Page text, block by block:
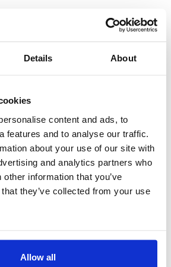
Details About
content and ads, to
features and to analyse our traffic.
about your use of our site with
and analytics partners who
information that you’ve
they’ve collected from your use
Allow all
escogida
una hora antes del inicio del sabbat)